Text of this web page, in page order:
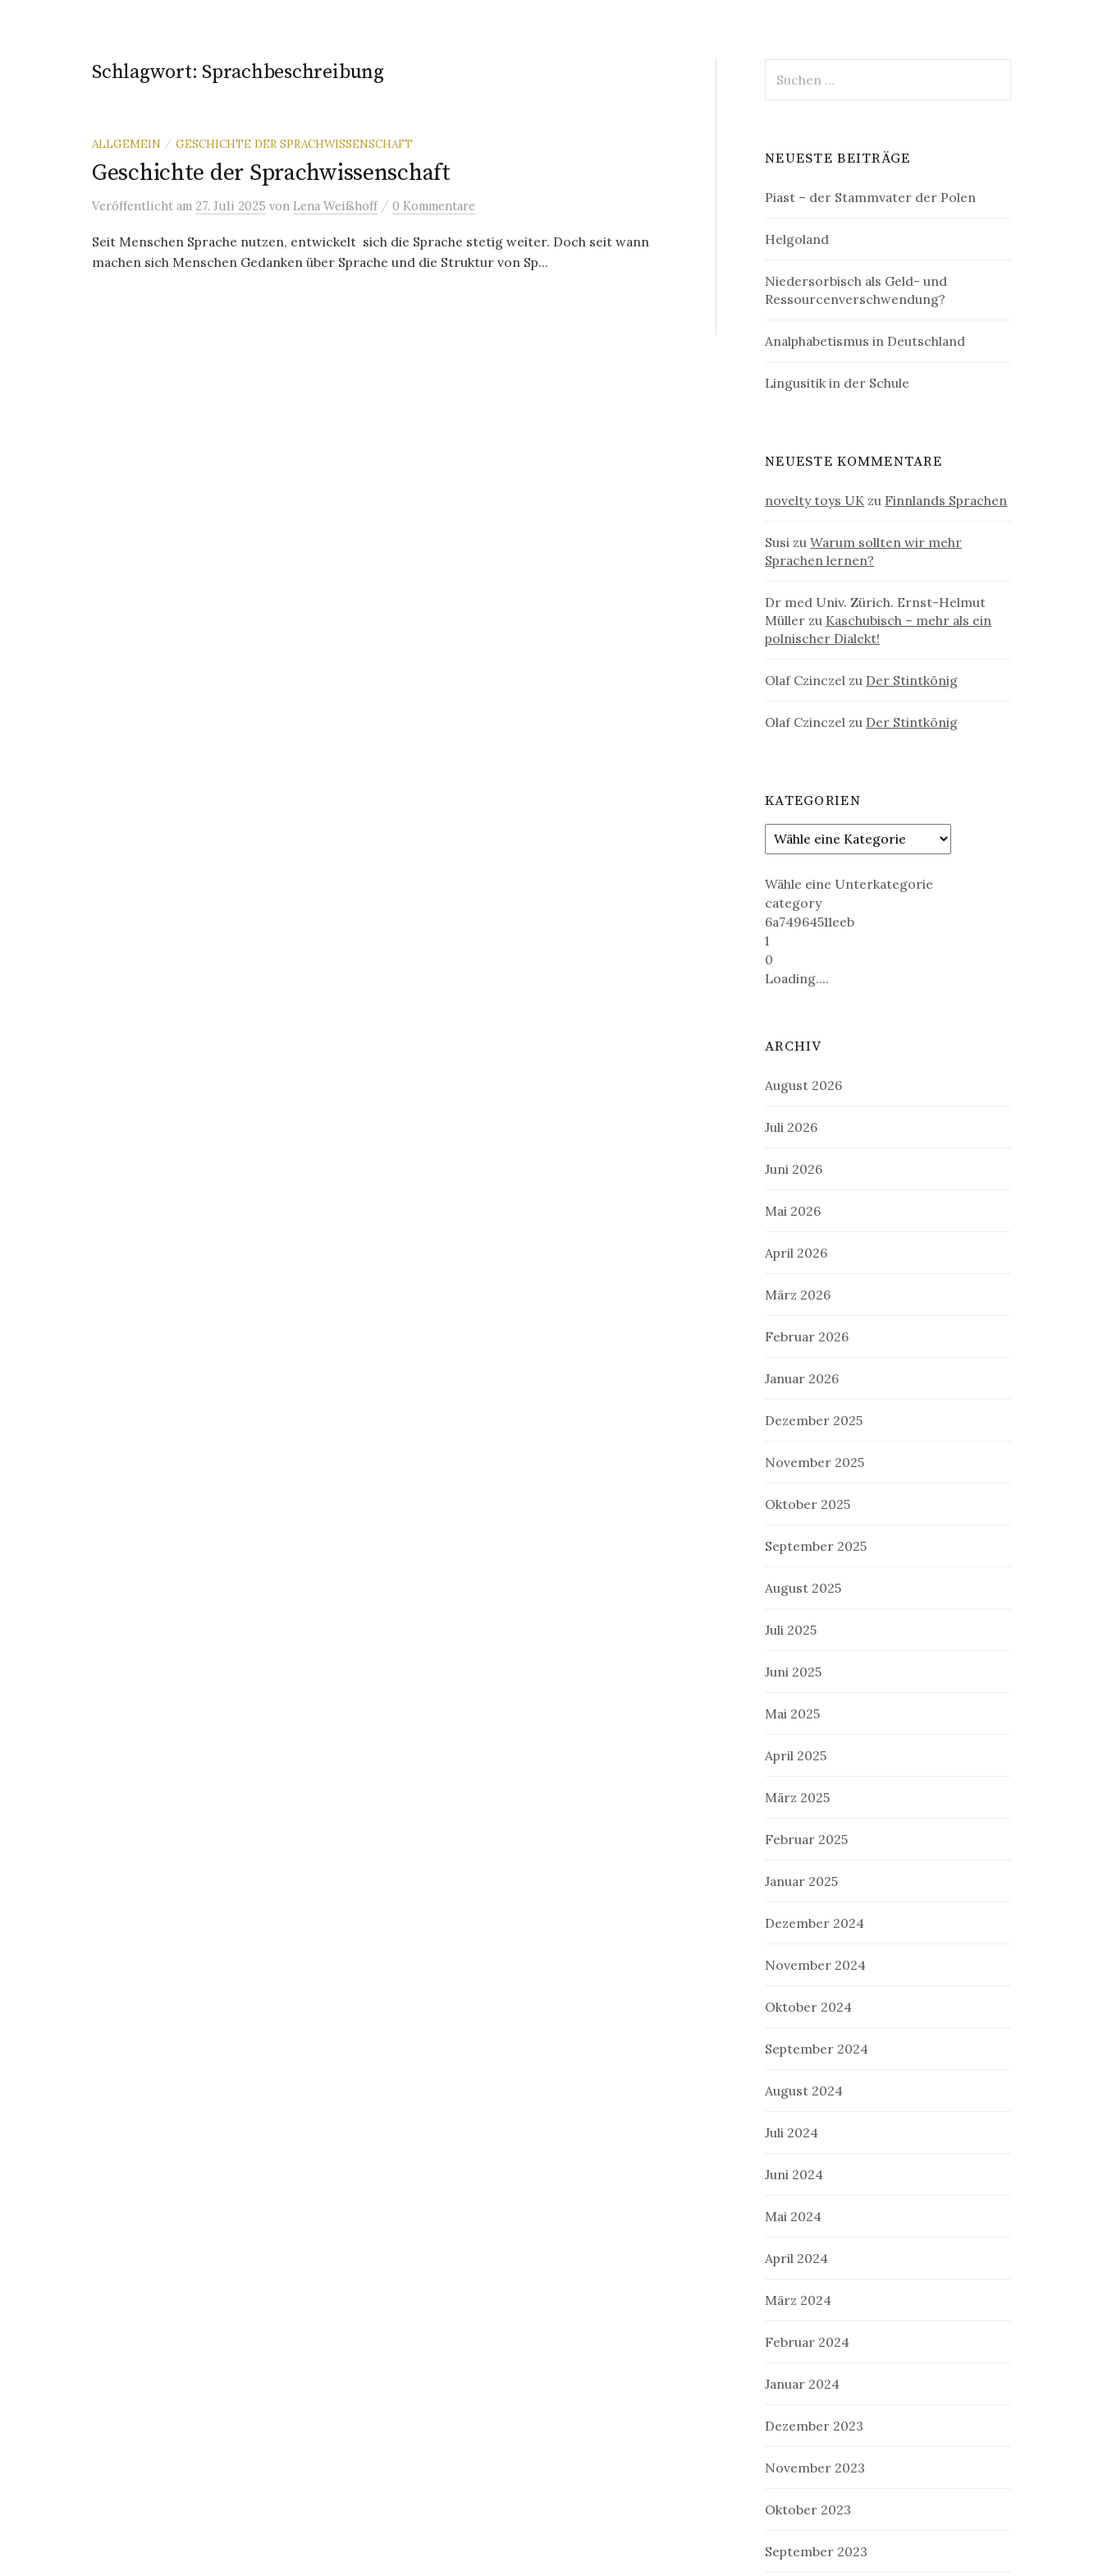
Schlagwort: Sprachbeschreibung
ALLGEMEIN / GESCHICHTE DER SPRACHWISSENSCHAFT
Geschichte der Sprachwissenschaft
Veröffentlicht am 27. Juli 2025 von Lena Weißhoff / 0 Kommentare
Seit Menschen Sprache nutzen, entwickelt sich die Sprache stetig weiter. Doch seit wann
machen sich Menschen Gedanken über Sprache und die Struktur von Sp...
nach:
NEUESTE BEITRÄGE
Piast – der Stammvater der Polen
Helgoland
Niedersorbisch als Geld- und
Ressourcenverschwendung?
Analphabetismus in Deutschland
Lingusitik in der Schule
NEUESTE KOMMENTARE
novelty toys UK zu Finnlands Sprachen
Susi zuWarum sollten wir mehr
Sprachen lernen?
Dr med Univ. Zürich. Ernst-Helmut
Müller zu Kaschubisch – mehr als ein
polnischer Dialekt!
Olaf Czinczel zu Der Stintkönig
Olaf Czinczel zu Der Stintkönig
KATEGORIEN
Wähle eine Unterkategorie
category
6a74964511eeb
1
0
Loading....
ARCHIV
August 2026
Juli 2026
Juni 2026
Mai 2026
April 2026
März 2026
Februar 2026
Januar 2026
Dezember 2025
November 2025
Oktober 2025
September 2025
August 2025
Juli 2025
Juni 2025
Mai 2025
April 2025
März 2025
Februar 2025
Januar 2025
Dezember 2024
November 2024
Oktober 2024
September 2024
August 2024
Juli 2024
Juni 2024
Mai 2024
April 2024
März 2024
Februar 2024
Januar 2024
Dezember 2023
November 2023
Oktober 2023
September 2023